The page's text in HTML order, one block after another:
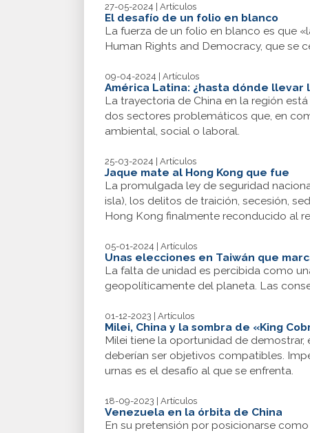
27-05-2024 | Artículos
El desafío de un folio en blanco
La fuerza de un folio en blanco es que
Human Rights and Democracy, que se
09-04-2024 | Artículos
América Latina: ¿hasta dónde llevar
La trayectoria de China en la región
dos sectores problemáticos que, en
ambiental, social o laboral.
25-03-2024 | Artículos
Jaque mate al Hong Kong que fue
La promulgada ley de seguridad
isla), los delitos de traición, secesión,
Hong Kong finalmente reconducido al
05-01-2024 | Artículos
Unas elecciones en Taiwán que
La falta de unidad es percibida como
geopolíticamente del planeta. Las
01-12-2023 | Artículos
Milei, China y la sombra de «King
Milei tiene la oportunidad de
deberían ser objetivos compatibles.
urnas es el desafío al que se enfrenta.
18-09-2023 | Artículos
Venezuela en la órbita de China
En su pretensión por posicionarse